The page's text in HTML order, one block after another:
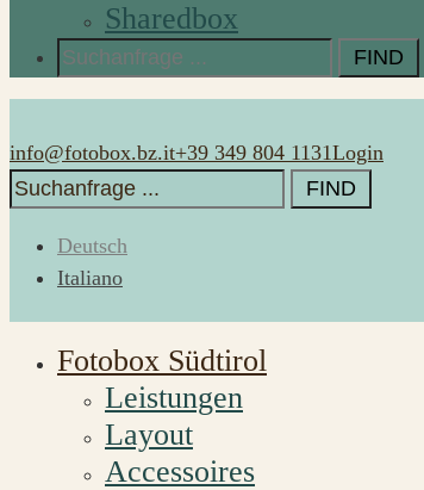
Sharedbox
Search
for:
info@fotobox.bz.it+39 349 804 1131Login
Search
for:
Deutsch
Italiano
Fotobox Südtirol
Leistungen
Layout
Accessoires